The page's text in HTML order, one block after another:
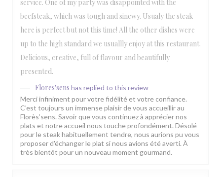
service. One of my party was disappointed with the
beefsteak, which was tough and sinewy. Usualy the steak
here is perfect but not this time! All the other dishes were
up to the high standard we usuallly enjoy at this restaurant.
Delicious, creative, full of flavour and beautifully
presented.
Flores'sens has replied to this review
Merci infiniment pour votre fidélité et votre confiance.
C’est toujours un immense plaisir de vous accueillir au
Florès’sens. Savoir que vous continuez à apprécier nos
plats et notre accueil nous touche profondément. Désolé
pour le steak habituellement tendre, nous aurions pu vous
proposer d'échanger le plat si nous avions été averti. À
très bientôt pour un nouveau moment gourmand.